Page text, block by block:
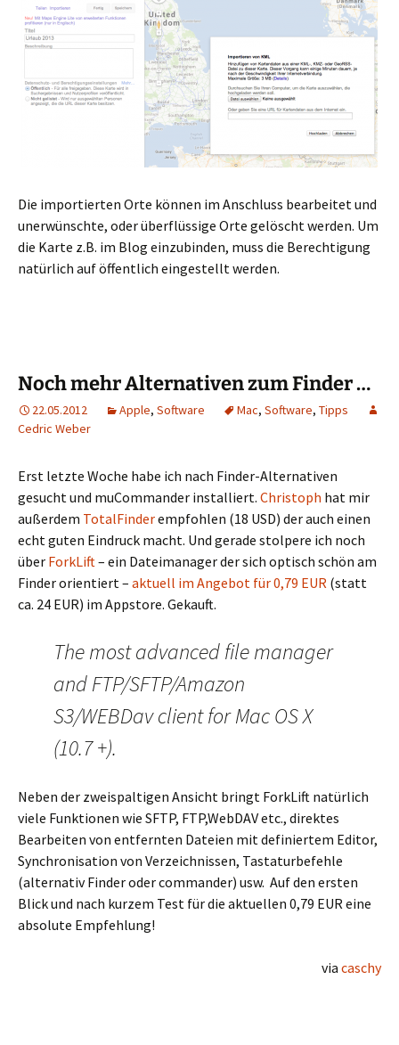
Die importierten Orte können im Anschluss bearbeitet und
unerwünschte, oder überflüssige Orte gelöscht werden. Um
die Karte z.B. im Blog einzubinden, muss die Berechtigung
natürlich auf öffentlich eingestellt werden.
Noch mehr Alternativen zum Finder …
22.05.2012 Apple, Software Mac, Software, Tipps
Cedric Weber
Erst letzte Woche habe ich nach Finder-Alternativen
gesucht und muCommander installiert. Christoph hat mir
außerdem TotalFinderempfohlen (18 USD) der auch einen
echt guten Eindruck macht. Und gerade stolpere ich noch
über ForkLift– ein Dateimanager der sich optisch schön am
Finder orientiert – aktuell im Angebot für 0,79 EUR (statt
ca. 24 EUR) im Appstore. Gekauft.
The most advanced file manager
and FTP/SFTP/Amazon
S3/WEBDav client for Mac OS X
(10.7 +).
Neben der zweispaltigen Ansicht bringt ForkLift natürlich
viele Funktionen wie SFTP, FTP,WebDAV etc., direktes
Bearbeiten von entfernten Dateien mit definiertem Editor,
Synchronisation von Verzeichnissen, Tastaturbefehle
(alternativ Finder oder commander) usw. Auf den ersten
Blick und nach kurzem Test für die aktuellen 0,79 EUR eine
absolute Empfehlung!
via caschy